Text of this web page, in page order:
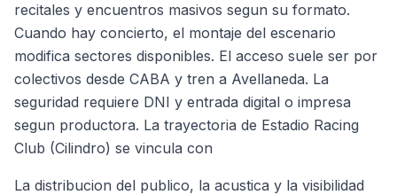
recitales y encuentros masivos segun su formato.
Cuando hay concierto, el montaje del escenario
modifica sectores disponibles. El acceso suele ser por
colectivos desde CABA y tren a Avellaneda. La
seguridad requiere DNI y entrada digital o impresa
segun productora. La trayectoria de Estadio Racing
Club (Cilindro) se vincula con
La distribucion del publico, la acustica y la visibilidad